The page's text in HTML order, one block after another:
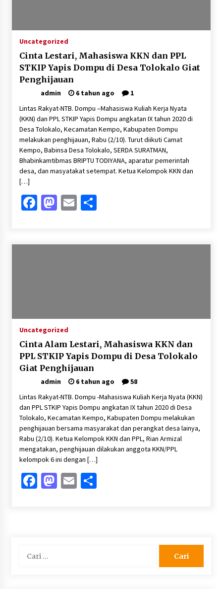
Uncategorized
Cinta Lestari, Mahasiswa KKN dan PPL
STKIP Yapis Dompu di Desa Tolokalo Giat
Penghijauan
admin 6 tahun ago
1
Lintas Rakyat-NTB. Dompu –Mahasiswa Kuliah Kerja Nyata
(KKN) dan PPL STKIP Yapis Dompu angkatan IX tahun 2020 di
Desa Tolokalo, Kecamatan Kempo, Kabupaten Dompu
melakukan penghijauan, Rabu (2/10). Turut diikuti Camat
Kempo, Babinsa Desa Tolokalo, SERDA SURATMAN,
Bhabinkamtibmas BRIPTU TODIYANA, aparatur pemerintah
desa, dan masyatakat setempat. Ketua Kelompok KKN dan
[…]
Facebook
Mastodon
EmailShare
Uncategorized
Cinta Alam Lestari, Mahasiswa KKN dan
PPL STKIP Yapis Dompu di Desa Tolokalo
Giat Penghijauan
admin 6 tahun ago
58
Lintas Rakyat-NTB. Dompu -Mahasiswa Kuliah Kerja Nyata (KKN)
dan PPL STKIP Yapis Dompu angkatan IX tahun 2020 di Desa
Tolokalo, Kecamatan Kempo, Kabupaten Dompu melakukan
penghijauan bersama masyarakat dan perangkat desa lainya,
Rabu (2/10). Ketua Kelompok KKN dan PPL, Rian Armizal
mengatakan, penghijauan dilakukan anggota KKN/PPL
kelompok 6 ini dengan […]
Facebook
Mastodon
EmailShare
untuk: